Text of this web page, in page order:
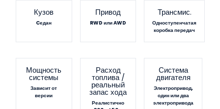
Кузов
Cедан
Привод
RWD или AWD
Трансмис.
Одноступенчатая
коробка передач
Мощность
системы
Зависит от
версии
Расход
топлива /
реальный
запас хода
Реалистично
Система
двигателя
Электропривод,
один или два
электропривода